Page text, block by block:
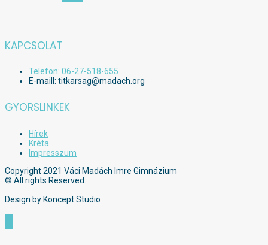
KAPCSOLAT
Telefon: 06-27-518-655
E-maill: titkarsag@madach.org
GYORSLINKEK
Hírek
Kréta
Impresszum
Copyright 2021 Váci Madách Imre Gimnázium
© All rights Reserved.
Design by Koncept Studio
Scroll
to